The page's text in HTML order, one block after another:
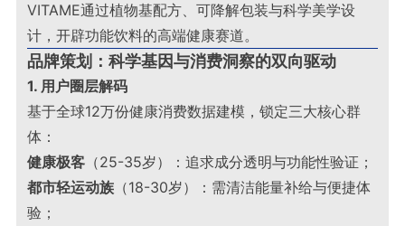
VITAME通过植物基配方、可降解包装与科学美学设
计，开辟功能饮料的高端健康赛道。
品牌策划：科学基因与消费洞察的双向驱动
1. 用户圈层解码
基于全球12万份健康消费数据建模，锁定三大核心群
体：
健康极客 （25-35岁）：追求成分透明与功能性验证；
都市轻运动族 （18-30岁）：需清洁能量补给与便捷体
验；